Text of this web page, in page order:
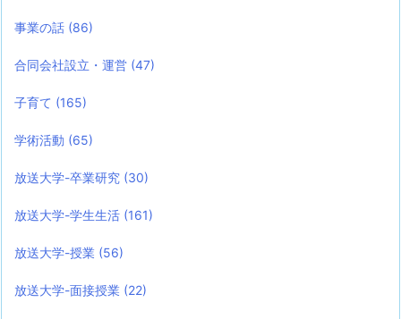
事業の話 (86)
合同会社設立・運営 (47)
子育て (165)
学術活動 (65)
放送大学-卒業研究 (30)
放送大学-学生生活 (161)
放送大学-授業 (56)
放送大学-面接授業 (22)